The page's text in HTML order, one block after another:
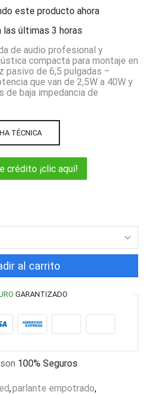
este producto ahora
las últimas 3 horas
de audio profesional y
compacta para montaje en
pasivo de 6,5 pulgadas –
que van de 2,5W a 40W y
de baja impedancia de
TÉCNICA
crédito ¡clic aquí!
al carrito
GARANTIZADO
100% Seguros
,parlante empotrado,